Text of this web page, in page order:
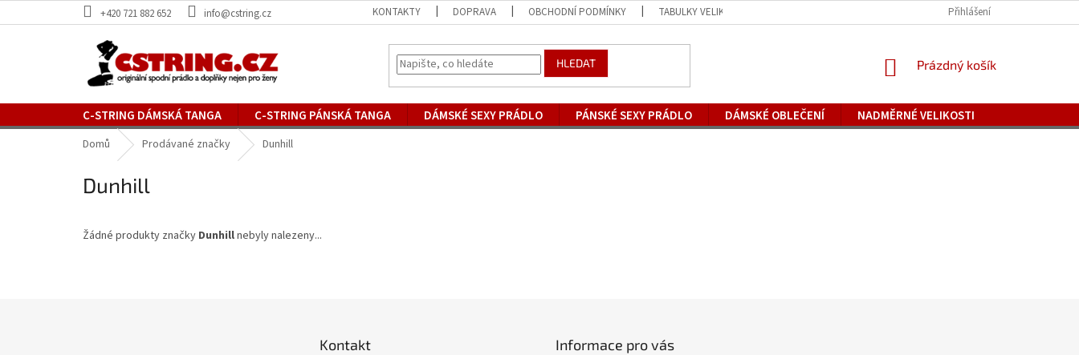
na
+420 721 882 652 info@cstring.cz KONTAKTY DOPRAVA OBCHODNÍ PODMÍNKY TABULKY VELIKOSTÍ ZAJÍMAVOSTI A NOVÉ ZBOŽÍ
Přihlášení
HLEDAT
NÁKUPNÍ
Prázdný košík
C-STRING DÁMSKÁ TANGA C-STRING PÁNSKÁ TANGA DÁMSKÉ SEXY PRÁDLO PÁNSKÉ SEXY PRÁDLO DÁMSKÉ OBLEČENÍ
NADMĚRNÉ VELIKOSTI
SLEVA %
Domů Prodávané značky Dunhill
Dunhill
Žádné produkty značky Dunhillnebyly nalezeny...
Kontakt Informace pro vás